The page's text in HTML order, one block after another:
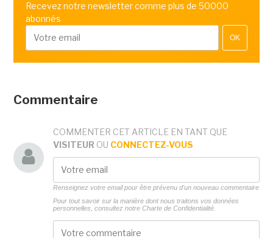
Recevez notre newsletter comme plus de 50000
abonnés
OK
Commentaire
COMMENTER CET ARTICLE EN TANT QUE
VISITEUR OU CONNECTEZ-VOUS
Renseignez votre email pour être prévenu d'un nouveau commentaire
Pour tout savoir sur la manière dont nous traitons vos données
personnelles, consultez notre Charte de Confidentialité.